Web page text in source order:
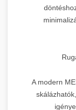
A modern